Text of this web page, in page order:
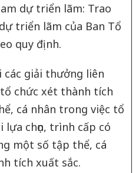
dự triển lãm: Trao
triển lãm của Ban Tổ
quy định.
các giải thưởng liên
chức xét thành tích
cá nhân trong việc tổ
chọn, trình cấp có
một số tập thể, cá
tích xuất sắc.